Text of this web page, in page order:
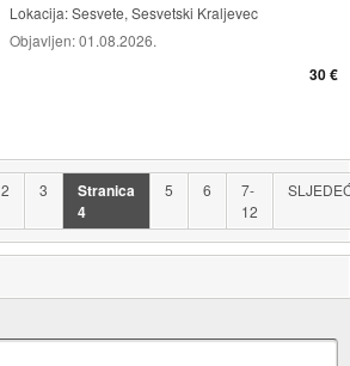
Lokacija:Sesvete, Sesvetski Kraljevec
Objavljen:01.08.2026.
30 €
2 3
Stranica
4
5 6
7-
12